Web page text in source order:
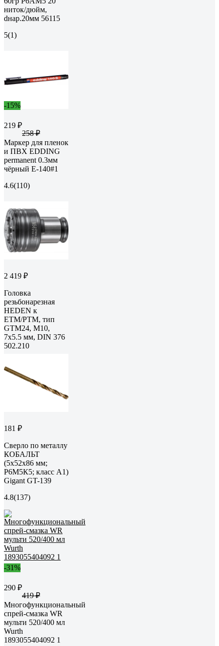
ниток/дюйм,
dнар.20мм 56115
5(1)
-15%
219 ₽
258 ₽
Маркер для пленок
и ПВХ EDDING
permanent 0.3мм
чёрный E-140#1
4.6(110)
2 419 ₽
Головка
резьбонарезная
HEDEN к
ETM/PTM, тип
GTM24, М10,
7x5.5 мм, DIN 376
502.210
181 ₽
Сверло по металлу
КОБАЛЬТ
(5х52х86 мм;
Р6М5К5; класс А1)
Gigant GT-139
4.8(137)
-31%
290 ₽
419 ₽
Многофункциональный
спрей-смазка WR
мульти 520/400 мл
Wurth
1893055404092 1